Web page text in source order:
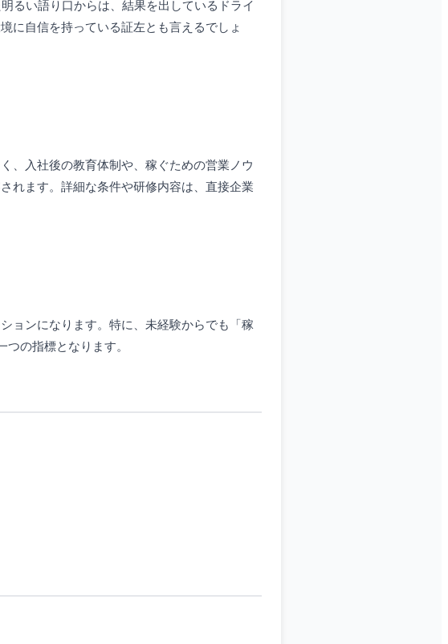
るい語り口からは、結果を出しているドライ
に自信を持っている証左とも言えるでしょ
、入社後の教育体制や、稼ぐための営業ノウ
れます。詳細な条件や研修内容は、直接企業
ョンになります。特に、未経験からでも「稼
の指標となります。